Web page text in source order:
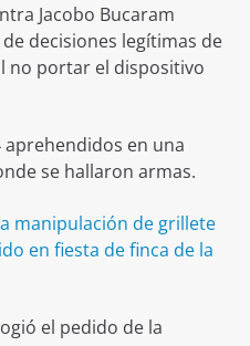
Jacobo Bucaram
decisiones legítimas de
no portar el dispositivo
aprehendidos en una
se hallaron armas.
manipulación de grillete
en fiesta de finca de la
el pedido de la